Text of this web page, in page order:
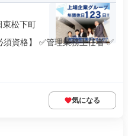
東松下町
資格】 ✅管理業務主任者 ✅
気になる